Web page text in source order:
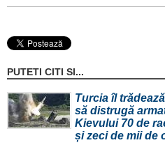
PUTETI CITI SI...
Turcia îl
să distrugă
Kievului 70 de
și zeci de mii de